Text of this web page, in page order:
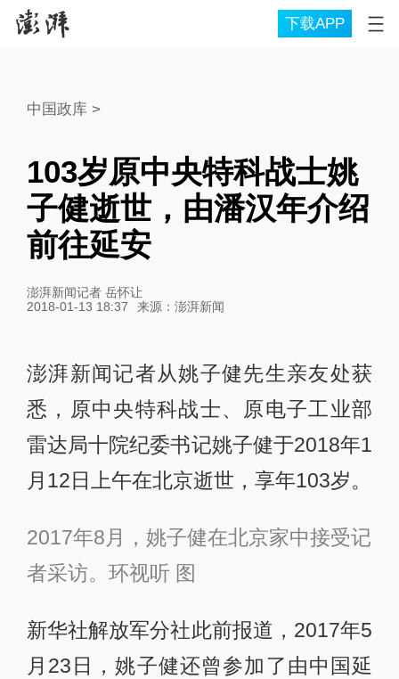
下载APP
中国政库 >
103岁原中央特科战士姚
子健逝世，由潘汉年介绍
前往延安
澎湃新闻记者 岳怀让
2018-01-13 18:37
来源： 澎湃新闻
澎湃新闻记者从姚子健先生亲友处获
悉，原中央特科战士、原电子工业部
雷达局十院纪委书记姚子健于2018年1
月12日上午在北京逝世，享年103岁。
2017年8月，姚子健在北京家中接受记
者采访。环视听 图
新华社解放军分社此前报道，2017年5
月23日，姚子健还曾参加了由中国延